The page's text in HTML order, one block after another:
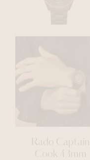
Rado Captain
Cook 43mm